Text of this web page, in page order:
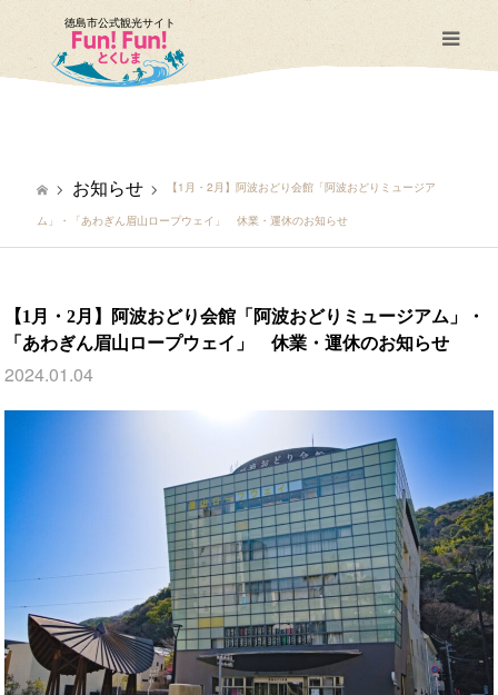
徳島市公式観光サイト
お知らせ 【1月・2月】阿波おどり会館「阿波おどりミュージア
ム」・「あわぎん眉山ロープウェイ」 休業・運休のお知らせ
【1月・2月】阿波おどり会館「阿波おどりミュージアム」・
「あわぎん眉山ロープウェイ」 休業・運休のお知らせ
2024.01.04